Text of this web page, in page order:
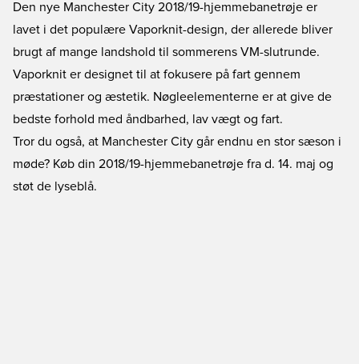
Den nye Manchester City 2018/19-hjemmebanetrøje er
lavet i det populære Vaporknit-design, der allerede bliver
brugt af mange landshold til sommerens VM-slutrunde.
Vaporknit er designet til at fokusere på fart gennem
præstationer og æstetik. Nøgleelementerne er at give de
bedste forhold med åndbarhed, lav vægt og fart.
Tror du også, at Manchester City går endnu en stor sæson i
møde? Køb din 2018/19-hjemmebanetrøje fra d. 14. maj og
støt de lyseblå.